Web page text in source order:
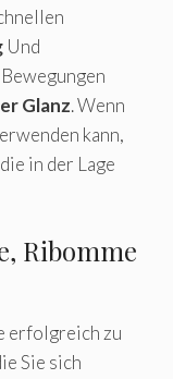
Und
Glanz. Wenn
kann,
in der Lage
Ribomme
erfolgreich zu
Sie sich